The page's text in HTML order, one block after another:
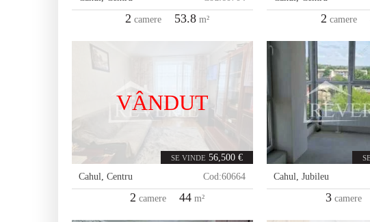
2 camere 53.8 m² 2 camere
VÂNDUT
SE VINDE 56,500 €
Cahul, Centru Cod:60664
2 camere 44 m²
Cahul,Jubileu
3 camere